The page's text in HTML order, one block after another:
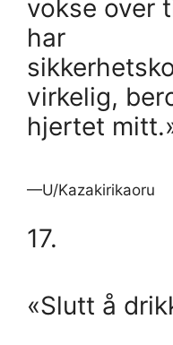
vokse over
har
virkelig,
hjertet
—U/Kazakirikaoru
17.
«Slutt å